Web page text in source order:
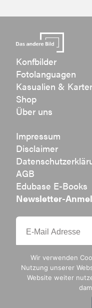
Konfbilder
Fotolanguagen
Kasualien &
Shop
Über uns
Impressum
Disclaimer
AGB
Edubase E-Books
Newsletter-
Wir verwenden
Nutzung unserer
Website weiter